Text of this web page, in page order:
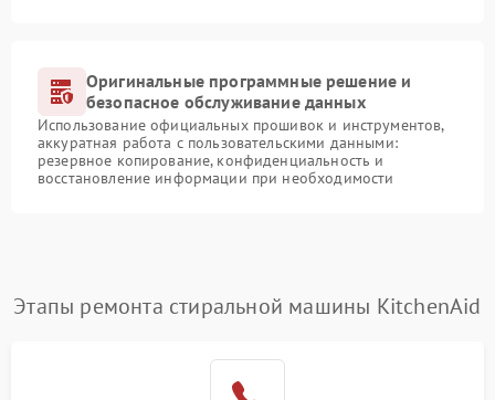
Оригинальные программные решение и
безопасное обслуживание данных
Использование официальных прошивок и инструментов,
аккуратная работа с пользовательскими данными:
резервное копирование, конфиденциальность и
восстановление информации при необходимости
Этапы ремонта стиральной машины KitchenAid